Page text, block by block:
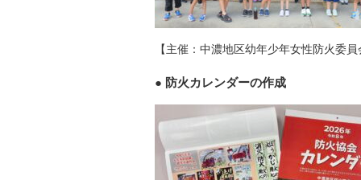
【主催：中濃地区幼年少年女性防火委員
防火カレンダーの作成